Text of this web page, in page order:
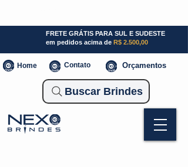
FRETE GRÁTIS PARA SUL E SUDESTE
em pedidos acima de R$ 2.500,00
Home Contato Orçamentos
Buscar Brindes